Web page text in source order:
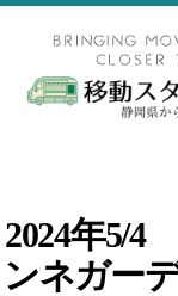
タ
イ
ル
2024年5/
ンネガー